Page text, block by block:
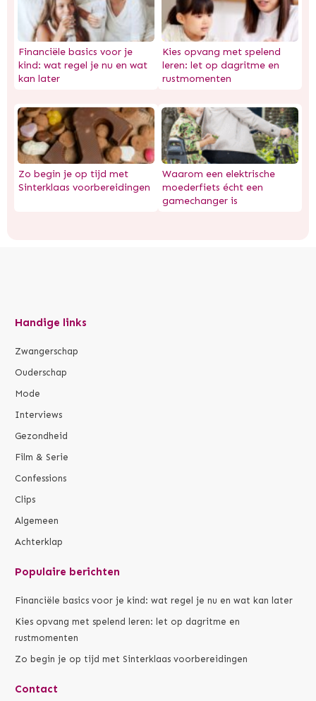
Financiële basics voor je
kind: wat regel je nu en wat
kan later
Kies opvang met spelend
leren: let op dagritme en
rustmomenten
Zo begin je op tijd met
Sinterklaas voorbereidingen
Waarom een elektrische
moederfiets écht een
gamechanger is
Handige links
Zwangerschap
Ouderschap
Mode
Interviews
Gezondheid
Film & Serie
Confessions
Clips
Algemeen
Achterklap
Populaire berichten
Financiële basics voor je kind: wat regel je nu en wat kan later
Kies opvang met spelend leren: let op dagritme en
rustmomenten
Zo begin je op tijd met Sinterklaas voorbereidingen
Contact